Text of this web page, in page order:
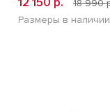
18 990
Размеры в